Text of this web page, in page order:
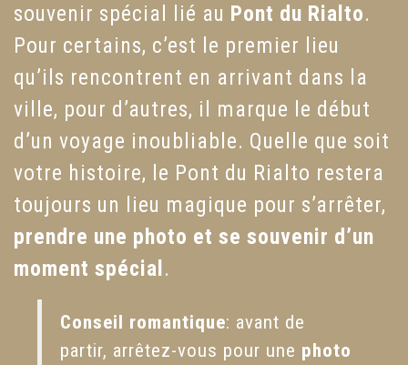
souvenir spécial lié au Pont du Rialto.
Pour certains, c’est le premier lieu
qu’ils rencontrent en arrivant dans la
ville, pour d’autres, il marque le début
d’un voyage inoubliable. Quelle que soit
votre histoire, le Pont du Rialto restera
toujours un lieu magique pour s’arrêter,
prendre une photo et se souvenir d’un
moment spécial .
Conseil romantique: avant de
partir, arrêtez-vous pour une photo